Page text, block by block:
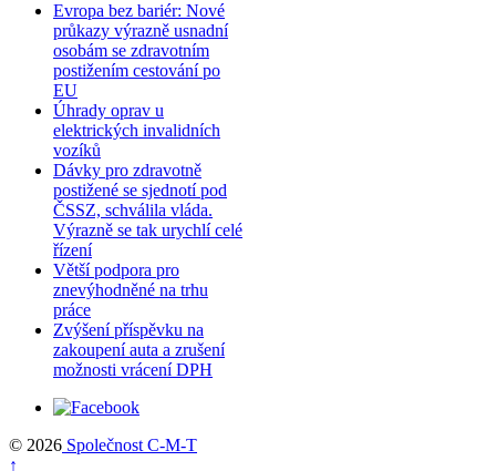
Evropa bez bariér: Nové
průkazy výrazně usnadní
osobám se zdravotním
postižením cestování po
EU
Úhrady oprav u
elektrických invalidních
vozíků
Dávky pro zdravotně
postižené se sjednotí pod
ČSSZ, schválila vláda.
Výrazně se tak urychlí celé
řízení
Větší podpora pro
znevýhodněné na trhu
práce
Zvýšení příspěvku na
zakoupení auta a zrušení
možnosti vrácení DPH
© 2026 Společnost C-M-T
↑